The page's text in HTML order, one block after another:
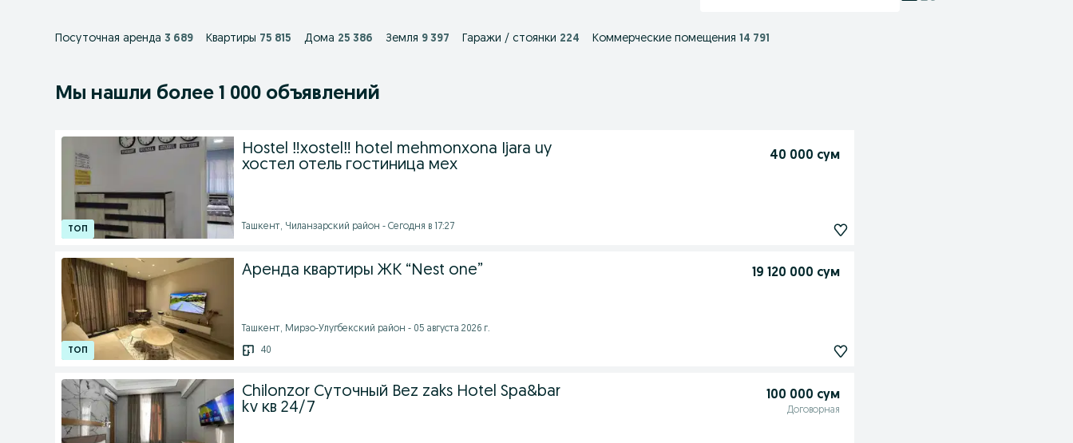
Посуточная аренда 3 689 Квартиры 75 815 Дома 25 386 Земля 9 397 Гаражи / стоянки 224 Коммерческие помещения 14 791
Мы нашли более 1 000 объявлений
Hostel ‼️xostel‼️ hotel mehmonxona Ijara uy
хостел отель гостиница мех
40 000 сум
Ташкент, Чиланзарский район - Сегодня в 17:27
Аренда квартиры ЖК “Nest one” 19 120 000 сум
Ташкент, Мирзо-Улугбекский район - 05 августа 2026 г.
40
Chilonzor Суточный Bez zaks Hotel Spa&bar
kv кв 24/7
100 000 сум
Договорная